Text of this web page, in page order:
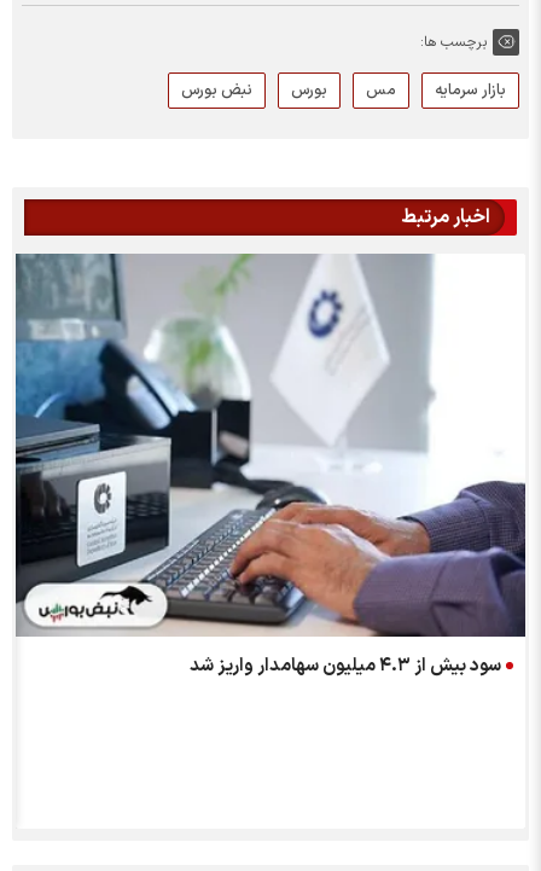
برچسب ها:
بازار سرمایه مس بورس نبض بورس
اخبار مرتبط
سود بیش از ۴.۳ میلیون سهامدار واریز شد